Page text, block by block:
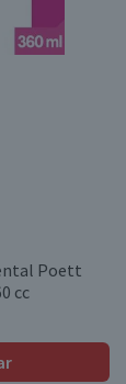
Poett
cc